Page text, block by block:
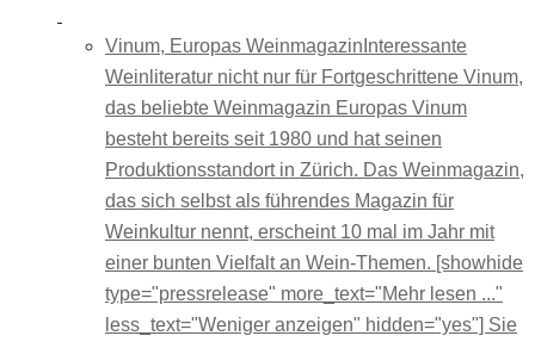
Vinum, Europas Weinmagazin Interessante
Weinliteratur nicht nur für Fortgeschrittene Vinum,
das beliebte Weinmagazin Europas Vinum
besteht bereits seit 1980 und hat seinen
Produktionsstandort in Zürich. Das Weinmagazin,
das sich selbst als führendes Magazin für
Weinkultur nennt, erscheint 10 mal im Jahr mit
einer bunten Vielfalt an Wein-Themen. [showhide
type="pressrelease" more_text="Mehr lesen ..."
less_text="Weniger anzeigen" hidden="yes"] Sie